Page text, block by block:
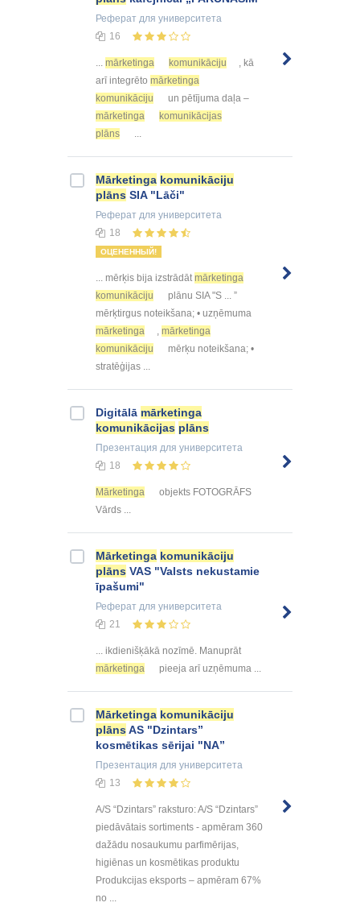
Реферат для университета
16
... mārketinga komunikāciju
, kā
arī integrēto mārketinga
komunikāciju
un pētījuma daļa –
mārketinga
komunikācijas
plāns
...
Mārketinga komunikāciju
plāns SIA "Lāči"
Реферат для университета
18
ОЦЕНЕННЫЙ!
... mērķis bija izstrādāt mārketinga
komunikāciju
plānu SIA "S ... ”
mērķtirgus noteikšana; • uzņēmuma
mārketinga
, mārketinga
komunikāciju
mērķu noteikšana; •
stratēģijas ...
Digitālā mārketinga
komunikācijas plāns
Презентация для университета
18
Mārketinga
objekts FOTOGRĀFS
Vārds ...
Mārketinga komunikāciju
plāns VAS "Valsts nekustamie
īpašumi"
Реферат для университета
21
... ikdienišķākā nozīmē. Manuprāt
mārketinga
pieeja arī uzņēmuma ...
Mārketinga komunikāciju
plānsAS "Dzintars”
kosmētikas sērijai "NA”
Презентация для университета
13
A/S “Dzintars” raksturo: A/S “Dzintars”
piedāvātais sortiments - apmēram 360
dažādu nosaukumu parfimērijas,
higiēnas un kosmētikas produktu
Produkcijas eksports – apmēram 67%
no ...